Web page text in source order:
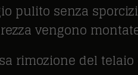
pulito senza
vengono
rimozione del